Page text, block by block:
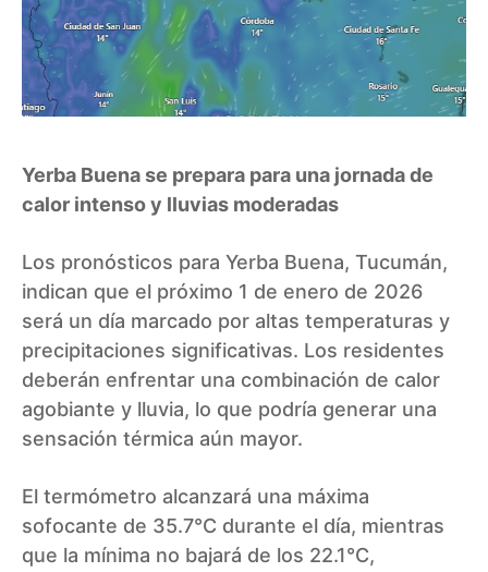
Yerba Buena se prepara para una jornada de
calor intenso y lluvias moderadas
Los pronósticos para Yerba Buena, Tucumán,
indican que el próximo 1 de enero de 2026
será un día marcado por altas temperaturas y
precipitaciones significativas. Los residentes
deberán enfrentar una combinación de calor
agobiante y lluvia, lo que podría generar una
sensación térmica aún mayor.
El termómetro alcanzará una máxima
sofocante de 35.7°C durante el día, mientras
que la mínima no bajará de los 22.1°C,